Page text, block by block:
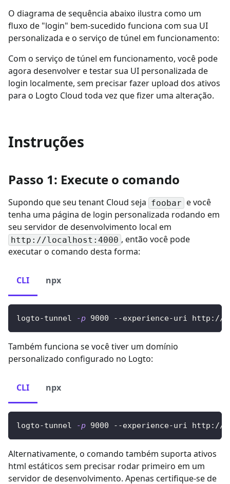
O diagrama de sequência abaixo ilustra como um
fluxo de "login" bem-sucedido funciona com sua UI
personalizada e o serviço de túnel em funcionamento:
Com o serviço de túnel em funcionamento, você pode
agora desenvolver e testar sua UI personalizada de
login localmente, sem precisar fazer upload dos ativos
para o Logto Cloud toda vez que fizer uma alteração.
Instruções
Passo 1: Execute o comando
Supondo que seu tenant Cloud seja foobar e você
tenha uma página de login personalizada rodando em
seu servidor de desenvolvimento local em
http://localhost:4000 , então você pode
executar o comando desta forma:
CLI npx
logto-tunnel -p 9000 --experience-uri http://
Também funciona se você tiver um domínio
personalizado configurado no Logto:
CLI npx
logto-tunnel -p 9000 --experience-uri http://
Alternativamente, o comando também suporta ativos
html estáticos sem precisar rodar primeiro em um
servidor de desenvolvimento. Apenas certifique-se de